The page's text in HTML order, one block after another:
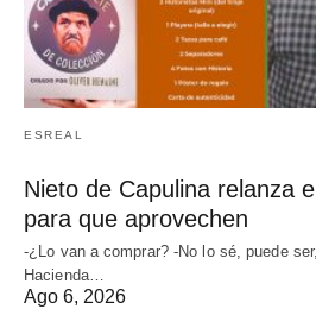
ESREAL
Nieto de Capulina relanza
para que aprovechen
-¿Lo van a comprar? -No lo sé, puede
Hacienda…
Ago 6, 2026